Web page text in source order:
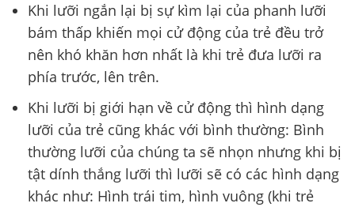
Khi lưỡi ngắn lại bị sự kìm lại của phanh lưỡi
bám thấp khiến mọi cử động của trẻ đều trở
nên khó khăn hơn nhất là khi trẻ đưa lưỡi ra
phía trước, lên trên.
Khi lưỡi bị giới hạn về cử động thì hình dạng
lưỡi của trẻ cũng khác với bình thường: Bình
thường lưỡi của chúng ta sẽ nhọn nhưng khi bị
tật dính thắng lưỡi thì lưỡi sẽ có các hình dạng
khác như: Hình trái tim, hình vuông (khi trẻ